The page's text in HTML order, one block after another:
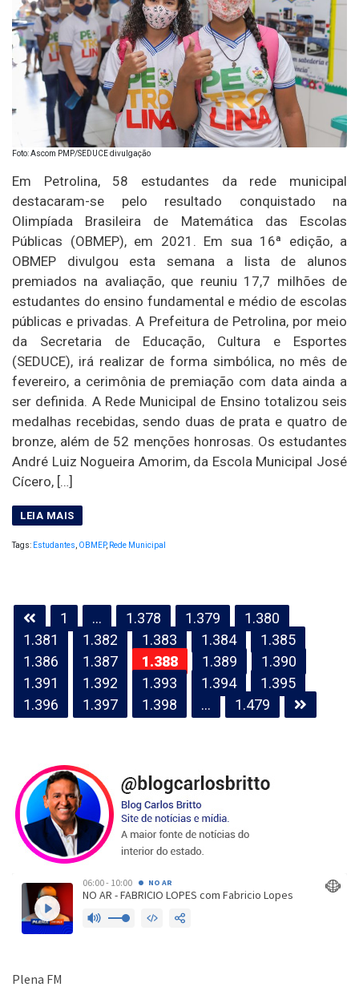
Foto: Ascom PMP/SEDUCE divulgação
Em Petrolina, 58 estudantes da rede municipal
destacaram-se pelo resultado conquistado na
Olimpíada Brasileira de Matemática das Escolas
Públicas (OBMEP), em 2021. Em sua 16ª edição, a
OBMEP divulgou esta semana a lista de alunos
premiados na avaliação, que reuniu 17,7 milhões de
estudantes do ensino fundamental e médio de escolas
públicas e privadas. A Prefeitura de Petrolina, por meio
da Secretaria de Educação, Cultura e Esportes
(SEDUCE), irá realizar de forma simbólica, no mês de
fevereiro, a cerimônia de premiação com data ainda a
ser definida. A Rede Municipal de Ensino totalizou seis
medalhas recebidas, sendo duas de prata e quatro de
bronze, além de 52 menções honrosas. Os estudantes
André Luiz Nogueira Amorim, da Escola Municipal José
Cícero, […]
Tags: Estudantes, OBMEP, Rede Municipal
Paginação
de
posts
1 … 1.378 1.379
1.380
1.381
1.382 1.383 1.384
1.385
1.386
1.387 1.388 1.389
1.390
1.391
1.392 1.393 1.394
1.395
1.396
1.397 1.398 … 1.479